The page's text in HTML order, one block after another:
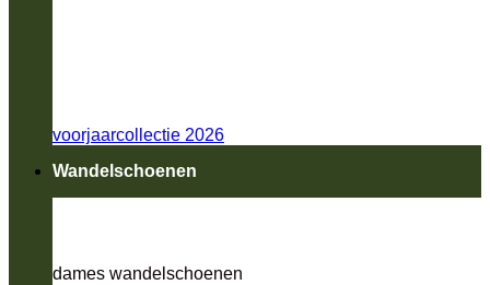
voorjaarcollectie 2026
Wandelschoenen
dames wandelschoenen